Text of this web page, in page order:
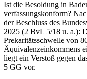
Ist die Besoldung in
verfassungskonform?
der Beschluss des
2025 (2 BvL 5/18 u. a.):
Prekaritätsschwelle von
Äquivalenzeinkommens
liegt ein Verstoß gegen
5 GG vor.